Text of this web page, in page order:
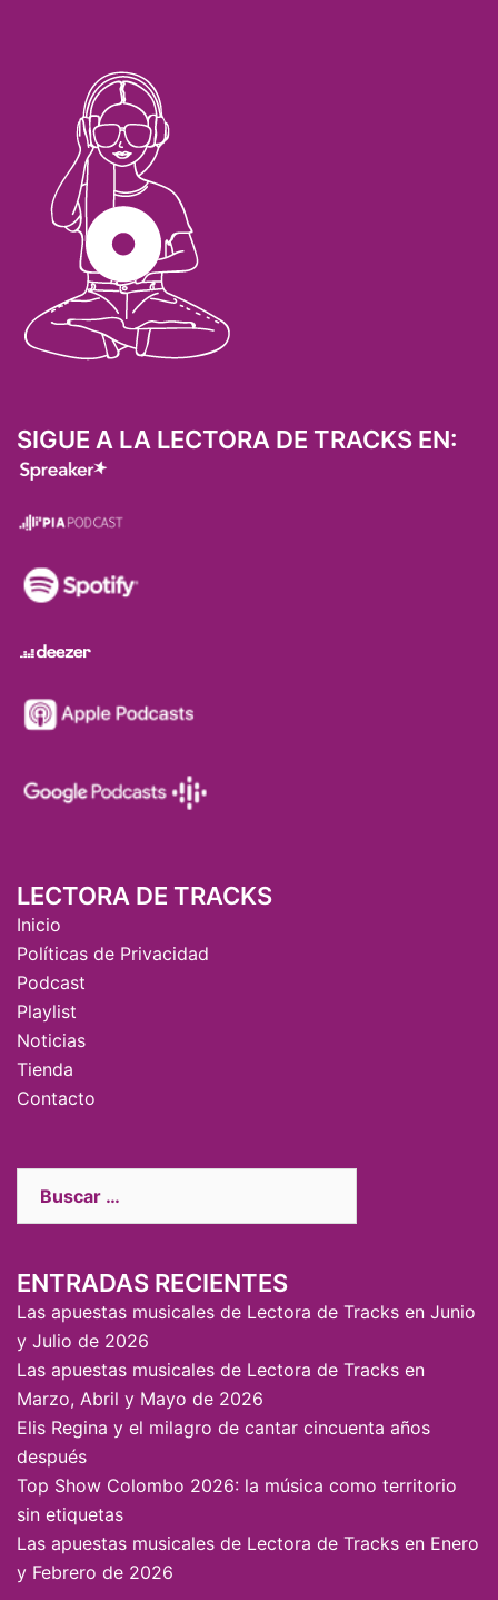
SIGUE A LA LECTORA DE TRACKS EN:
LECTORA DE TRACKS
Inicio
Políticas de Privacidad
Podcast
Playlist
Noticias
Tienda
Contacto
ENTRADAS RECIENTES
Las apuestas musicales de Lectora de Tracks en Junio
y Julio de 2026
Las apuestas musicales de Lectora de Tracks en
Marzo, Abril y Mayo de 2026
Elis Regina y el milagro de cantar cincuenta años
después
Top Show Colombo 2026: la música como territorio
sin etiquetas
Las apuestas musicales de Lectora de Tracks en Enero
y Febrero de 2026